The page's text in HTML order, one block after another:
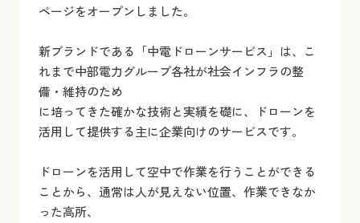
ページをオープンしました。
新ブランドである「中電ドローンサービス」は、こ
れまで中部電力グループ各社が社会インフラの整
備・維持のため
に培ってきた確かな技術と実績を礎に、ドローンを
活用して提供する主に企業向けのサービスです。
ドローンを活用して空中で作業を行うことができる
ことから、通常は人が見えない位置、作業できなか
った高所、